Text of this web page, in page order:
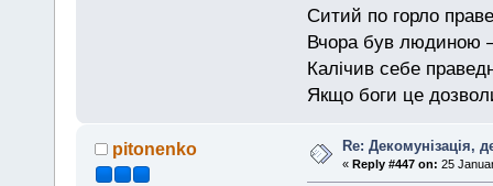
Ситий по горло
Вчора був людиною —
Калічив себе
Якщо боги це
pitonenko Re: Декомунізація,
«Reply #447 on: 25